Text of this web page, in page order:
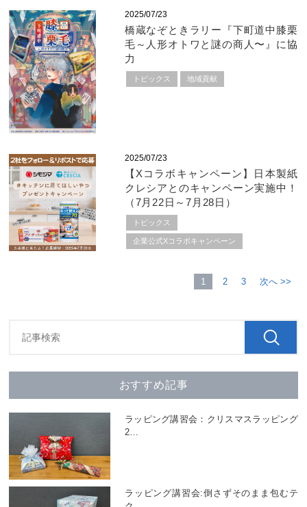
2025/07/23
橋蔵なぞときラリー『下町道中膝栗
毛～人形オトワと謎の商人〜』に協
力
トピックス 地域貢献
2025/07/23
【Xコラボキャンペーン】日本製紙
クレシアとのキャンペーン実施中！
（7月22日～7月28日）
トピックス
企業公式Xコラボキャンペーン
1 2 3 次へ >>
おすすめ記事
ラッピング講習会：クリスマスラッピング
2…
ラッピング講習会:倒さずそのまま包むテ